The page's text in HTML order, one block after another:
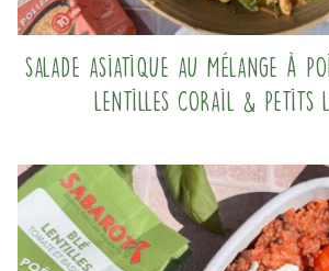
Salade asiatique au mélange à
Lentilles corail & Petits